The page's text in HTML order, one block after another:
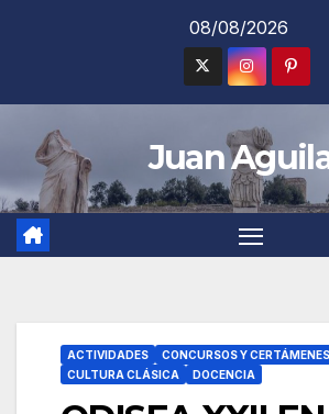
08/08/2026
Juan
ACTIVIDADES
CONCURSOS Y CERTÁMENES
CULTURA CLÁSICA
DOCENCIA